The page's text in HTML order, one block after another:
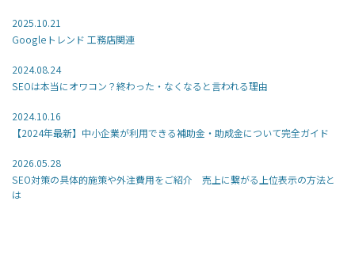
2025.10.21
Googleトレンド 工務店関連
2024.08.24
SEOは本当にオワコン？終わった・なくなると言われる理由
2024.10.16
【2024年最新】中小企業が利用できる補助金・助成金について完全ガイド
2026.05.28
SEO対策の具体的施策や外注費用をご紹介 売上に繋がる上位表示の方法と
は